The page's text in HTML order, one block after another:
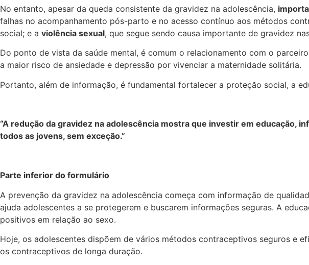
No entanto, apesar da queda consistente da gravidez na adolescência,
falhas no acompanhamento pós-parto e no acesso contínuo aos métodos
social; e a violência sexual, que segue sendo causa importante de gravidez
Do ponto de vista da saúde mental, é comum o relacionamento com o
a maior risco de ansiedade e depressão por vivenciar a maternidade solitária.
Portanto, além de informação, é fundamental fortalecer a proteção social, a
“A redução da gravidez na adolescência mostra que investir em educação,
todos as jovens, sem exceção.”
Parte inferior do formulário
A prevenção da gravidez na adolescência começa com informação de
ajuda adolescentes a se protegerem e buscarem informações seguras. A
positivos em relação ao sexo.
Hoje, os adolescentes dispõem de vários métodos contraceptivos seguros e
os contraceptivos de longa duração.